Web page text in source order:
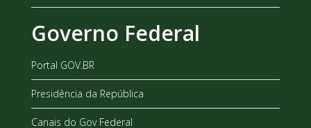
Governo Federal
Portal GOV.BR
Presidência da República
Canais do Gov Federal